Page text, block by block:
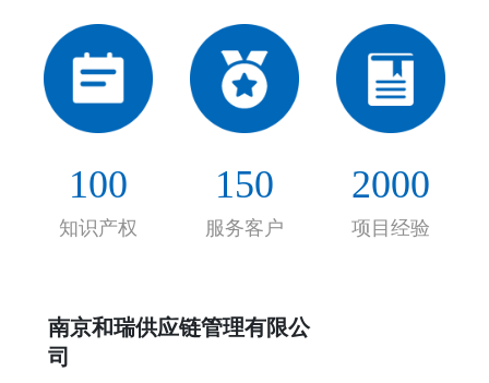
经验以及高效优质的售后服务，公司业务已覆盖全
国20余个省份和直辖市，并与电力、医药、水务、
第三方物流等行业的众多龙头企业建立了长期稳定
绩效提高。
100
知识产权
150
服务客户
2000
项目经验
南京和瑞供应链管理有限公
司